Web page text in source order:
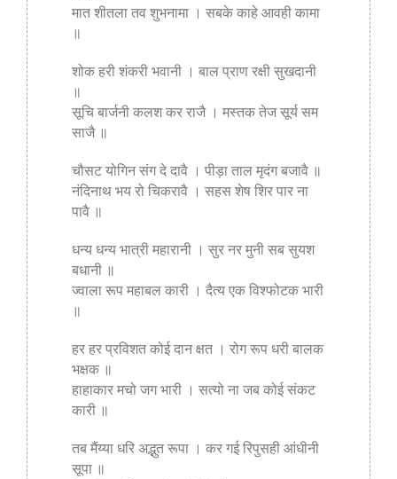
मात शीतला तव शुभनामा । सबके काहे आवही कामा
॥
शोक हरी शंकरी भवानी । बाल प्राण रक्षी सुखदानी
॥
सूचि बार्जनी कलश कर राजै । मस्तक तेज सूर्य सम
साजै ॥
चौसट योगिन संग दे दावै । पीड़ा ताल मृदंग बजावै ॥
नंदिनाथ भय रो चिकरावै । सहस शेष शिर पार ना
पावै ॥
धन्य धन्य भात्री महारानी । सुर नर मुनी सब सुयश
बधानी ॥
ज्वाला रूप महाबल कारी । दैत्य एक विश्फोटक भारी
॥
हर हर प्रविशत कोई दान क्षत । रोग रूप धरी बालक
भक्षक ॥
हाहाकार मचो जग भारी । सत्यो ना जब कोई संकट
कारी ॥
तब मैंय्या धरि अद्भुत रूपा । कर गई रिपुसही आंधीनी
सूपा ॥